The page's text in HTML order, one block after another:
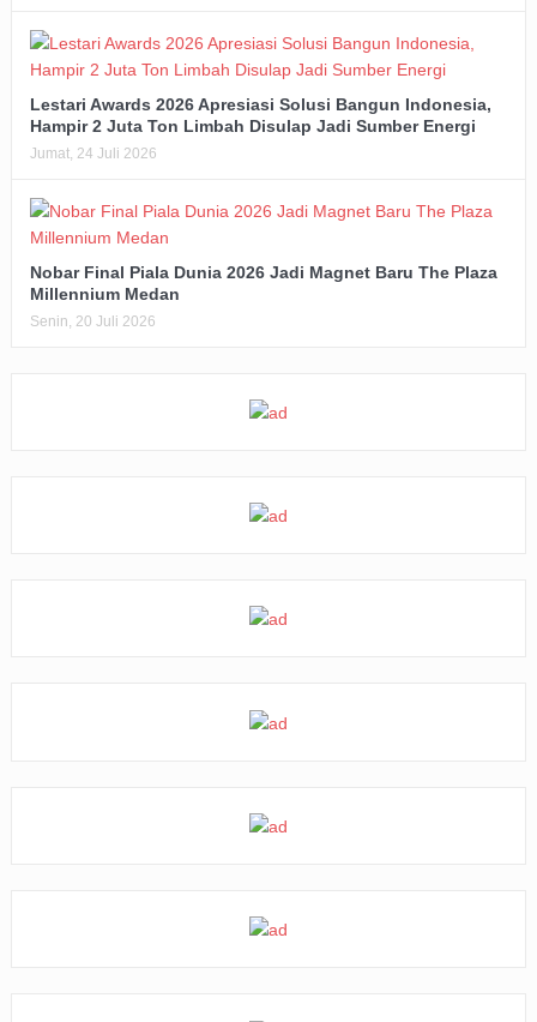
Lestari Awards 2026 Apresiasi Solusi Bangun Indonesia,
Hampir 2 Juta Ton Limbah Disulap Jadi Sumber Energi
Jumat, 24 Juli 2026
Nobar Final Piala Dunia 2026 Jadi Magnet Baru The Plaza
Millennium Medan
Senin, 20 Juli 2026